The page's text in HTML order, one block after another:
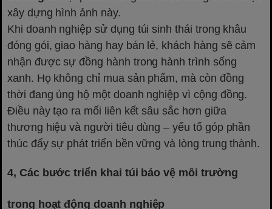
xây dựng hình ảnh này.
Khi doanh nghiệp sử dụng túi sinh thái trong khâu
đóng gói, giao hàng hay bán lẻ, khách hàng sẽ cảm
nhận được sự đồng hành trong hành trình sống
xanh. Họ không chỉ mua sản phẩm, mà còn đồng
thời đang ủng hộ một doanh nghiệp vì cộng đồng.
Điều này tạo ra mối liên kết sâu sắc hơn giữa
thương hiệu và người tiêu dùng – yếu tố góp phần
thúc đẩy sự phát triển bền vững và lòng trung thành.
4, Các bước triển khai túi bảo vệ môi trường
trong hoạt động doanh nghiệp